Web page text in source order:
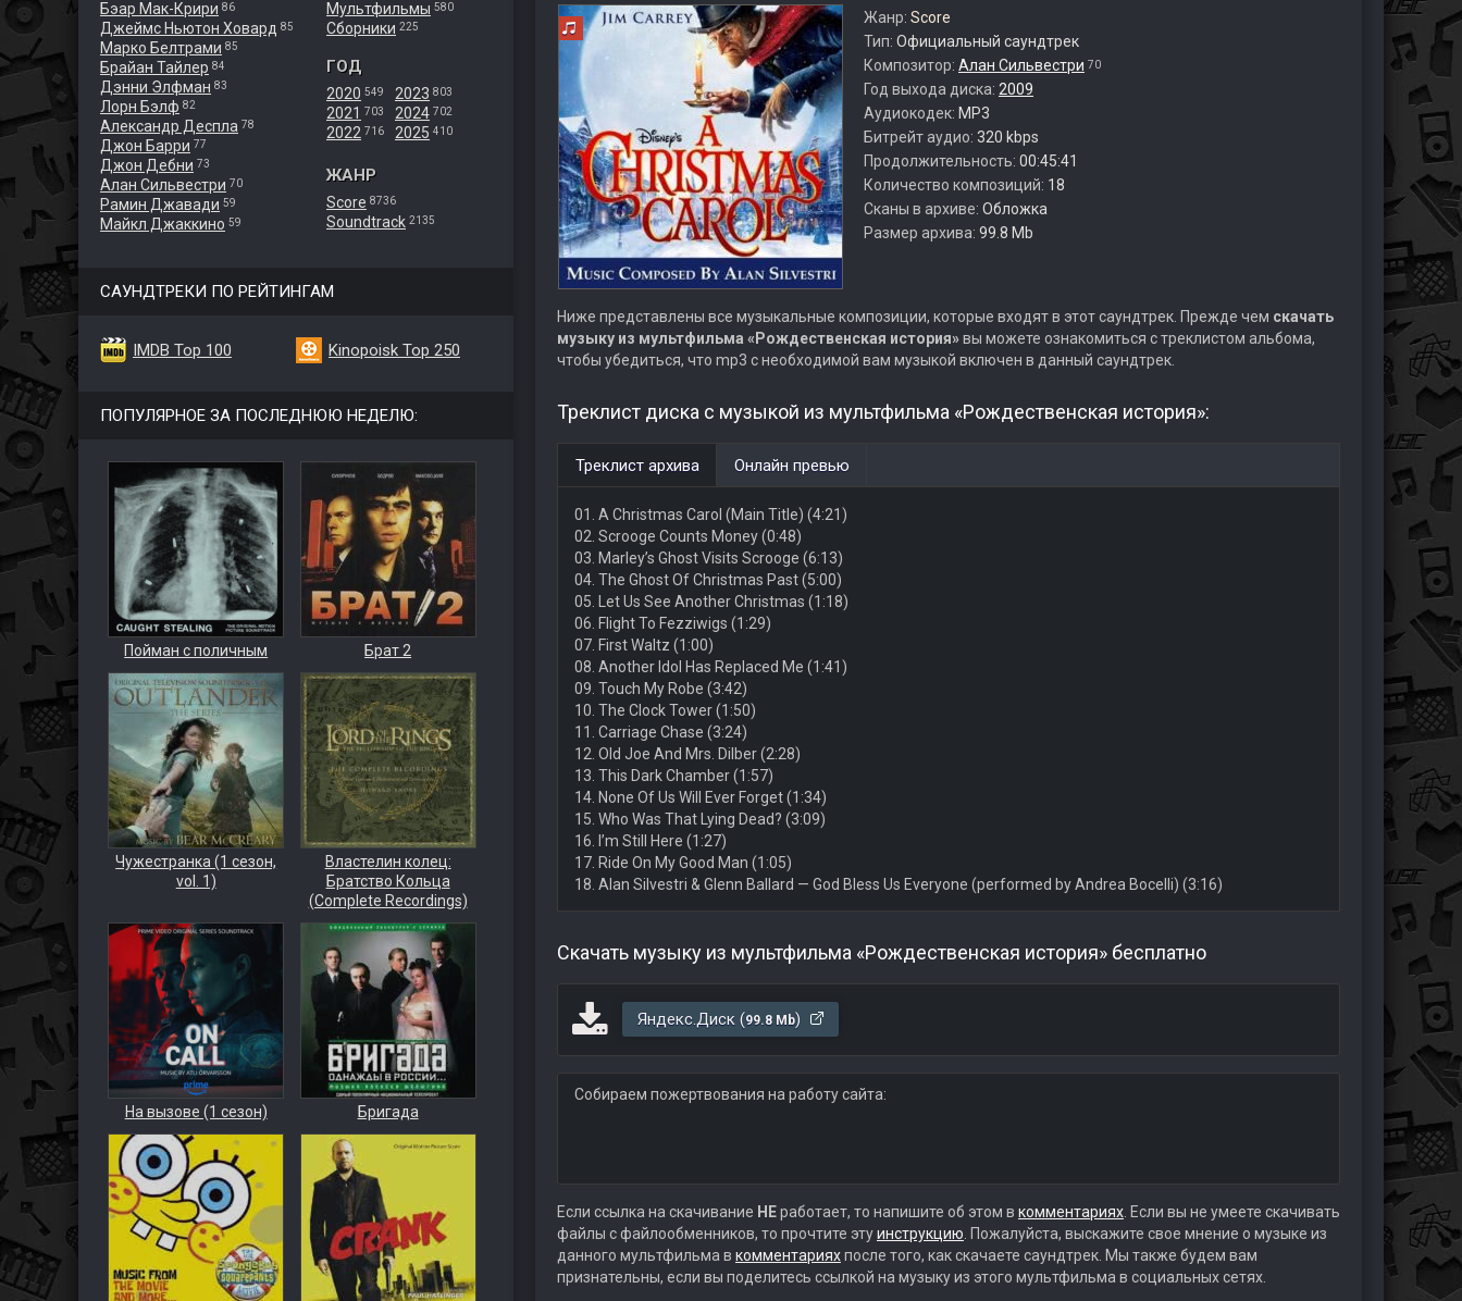
Бэар Мак-Крири 86
Джеймс Ньютон Ховард 85
Марко Белтрами 85
Брайан Тайлер 84
Дэнни Элфман 83
Лорн Бэлф 82
Александр Деспла 78
Джон Барри 77
Джон Дебни 73
Алан Сильвестри 70
Рамин Джавади 59
Майкл Джаккино 59
Мультфильмы 580
Сборники 225
ГОД
2020 549
2021 703
2022 716
2023 803
2024 702
2025 410
ЖАНР
Score 8736
Soundtrack 2135
САУНДТРЕКИ ПО РЕЙТИНГАМ
IMDB Top 100 Kinopoisk Top 250
ПОПУЛЯРНОЕ ЗА ПОСЛЕДНЮЮ НЕДЕЛЮ:
Пойман с поличным Брат 2
Чужестранка (1 сезон,
vol. 1)
Властелин колец:
Братство Кольца
(Complete Recordings)
На вызове (1 сезон) Бригада
Жанр: Score
Тип: Официальный саундтрек
Композитор: Алан Сильвестри 70
Год выхода диска: 2009
Аудиокодек: MP3
Битрейт аудио: 320 kbps
Продолжительность: 00:45:41
Количество композиций: 18
Сканы в архиве: Обложка
Размер архива: 99.8 Mb
Ниже представлены все музыкальные композиции, которые входят в этот саундтрек. Прежде чем скачать
музыку из мультфильма «Рождественская история»вы можете ознакомиться с треклистом альбома,
чтобы убедиться, что mp3 с необходимой вам музыкой включен в данный саундтрек.
Треклист диска с музыкой из мультфильма «Рождественская история»:
Треклист архива Онлайн превью
01. A Christmas Carol (Main Title) (4:21)
02. Scrooge Counts Money (0:48)
03. Marley’s Ghost Visits Scrooge (6:13)
04. The Ghost Of Christmas Past (5:00)
05. Let Us See Another Christmas (1:18)
06. Flight To Fezziwigs (1:29)
07. First Waltz (1:00)
08. Another Idol Has Replaced Me (1:41)
09. Touch My Robe (3:42)
10. The Clock Tower (1:50)
11. Carriage Chase (3:24)
12. Old Joe And Mrs. Dilber (2:28)
13. This Dark Chamber (1:57)
14. None Of Us Will Ever Forget (1:34)
15. Who Was That Lying Dead? (3:09)
16. I’m Still Here (1:27)
17. Ride On My Good Man (1:05)
18. Alan Silvestri & Glenn Ballard — God Bless Us Everyone (performed by Andrea Bocelli) (3:16)
Скачать музыку из мультфильма «Рождественская история» бесплатно
Яндекс.Диск (99.8 Mb)
Собираем пожертвования на работу сайта:
Если ссылка на скачивание НЕработает, то напишите об этом в комментариях. Если вы не умеете скачивать
файлы с файлообменников, то прочтите этуинструкцию . Пожалуйста, выскажите свое мнение о музыке из
данного мультфильма в комментарияхпосле того, как скачаете саундтрек. Мы также будем вам
признательны, если вы поделитесь ссылкой на музыку из этого мультфильма в социальных сетях.